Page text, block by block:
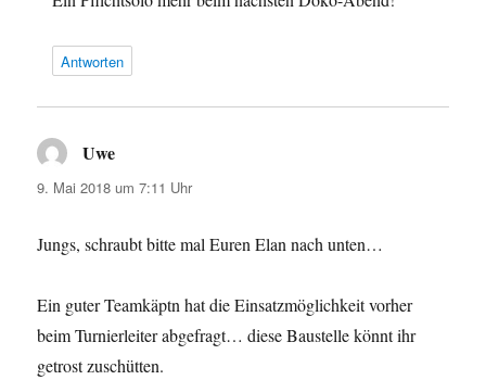
Antworten
Uwe
9. Mai 2018 um 7:11 Uhr
Jungs, schraubt bitte mal Euren Elan nach unten…
Ein guter Teamkäptn hat die Einsatzmöglichkeit vorher
beim Turnierleiter abgefragt… diese Baustelle könnt ihr
getrost zuschütten.